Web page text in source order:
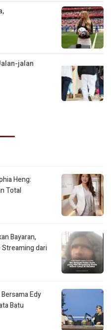
jalan
Heng:
Total
Bayaran,
Streaming dari
Edy
Batu